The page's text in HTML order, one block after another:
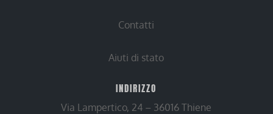
Contatti
Aiuti di stato
INDIRIZZO
Via Lampertico, 24 – 36016 Thiene